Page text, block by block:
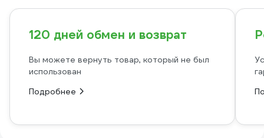
120 дней обмен и возврат
Вы можете вернуть товар, который не был
использован
Подробнее